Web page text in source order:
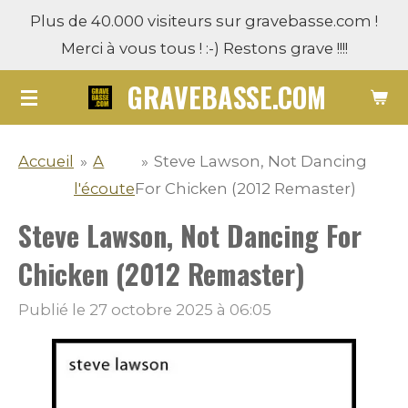
Passer
contenu
principal
GRAVEBASSE.COM
Plus de 40.000 visiteurs sur gravebasse.com !
Merci à vous tous ! :-) Restons grave !!!!
Accueil » A
l'écoute
» Steve Lawson, Not Dancing
For Chicken (2012 Remaster)
Steve Lawson, Not Dancing For
Chicken (2012 Remaster)
Publié le 27 octobre 2025 à 06:05